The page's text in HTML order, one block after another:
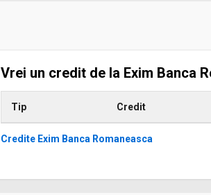
Vrei un credit de la Exim Banca
Tip Credit
Credite Exim Banca Romaneasca